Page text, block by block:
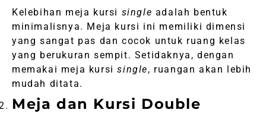
Kelebihan meja kursi single adalah bentuk
minimalisnya. Meja kursi ini memiliki dimensi
yang sangat pas dan cocok untuk ruang kelas
yang berukuran sempit. Setidaknya, dengan
memakai meja kursisingle, ruangan akan lebih
mudah ditata.
Meja dan Kursi Double